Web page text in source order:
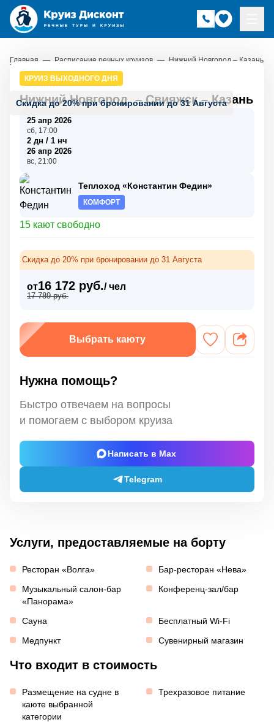
Главная — Расписание речных круизов — Нижний Новгород – Казань
Скидка до 20% при бронировании до 31 Августа
КРУИЗ ВЫХОДНОГО ДНЯ
Нижний Новгород –Свияжск–Казань
25 апр 2026
сб, 17:00
2 дн / 1 нч
26 апр 2026
вс, 21:00
Теплоход «Константин Федин»
КОМФОРТ
15 кают свободно
Скидка до 20% при бронировании до 31 Августа
от16 172 руб./ чел
17 789 руб.
Выбрать каюту
Нужна помощь?
Быстро отвечаем на вопросы
и помогаем с выбором круиза
Написать в Max
Telegram
Услуги, предоставляемые на борту
Ресторан «Волга»
Бар-ресторан «Нева»
Музыкальный салон-бар
«Панорама»
Конференц-зал/бар
Сауна
Бесплатный Wi-Fi
Медпункт
Сувенирный магазин
Что входит в стоимость
Размещение на судне в
каюте выбранной
категории
Трехразовое питание